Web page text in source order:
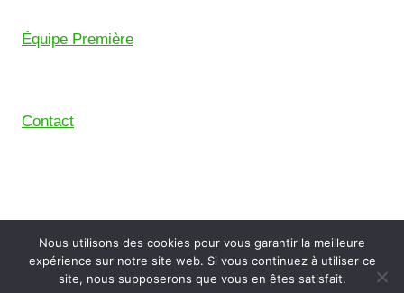
Équipe Première
Contact
avec leComptoir Digital, le collectif de freelance du
Pays Basque.
Nous utilisons des cookies pour vous garantir la meilleure
expérience sur notre site web. Si vous continuez à utiliser ce
site, nous supposerons que vous en êtes satisfait.